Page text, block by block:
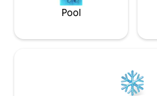
Pool